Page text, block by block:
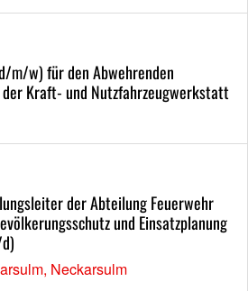
m/w) für den Abwehrenden
Kraft- und Nutzfahrzeugwerkstatt
der Abteilung Feuerwehr
und Einsatzplanung
Neckarsulm